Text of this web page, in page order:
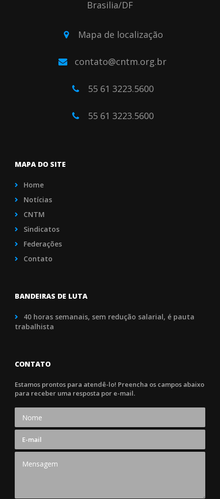
Brasilia/DF
Mapa de localização
contato@cntm.org.br
55 61 3223.5600
55 61 3223.5600
MAPA DO SITE
Home
Notícias
CNTM
Sindicatos
Federações
Contato
BANDEIRAS DE LUTA
40 horas semanais, sem redução salarial, é pauta
trabalhista
CONTATO
Estamos prontos para atendê-lo! Preencha os campos abaixo
para receber uma resposta por e-mail.